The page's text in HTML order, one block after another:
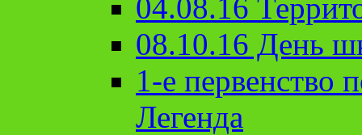
04.08.16
08.10.16 День
1-е первенство
Легенда